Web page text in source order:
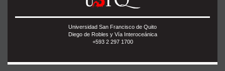
Universidad San Francisco de Quito
Diego de Robles y Vía Interoceánica
+593 2 297 1700